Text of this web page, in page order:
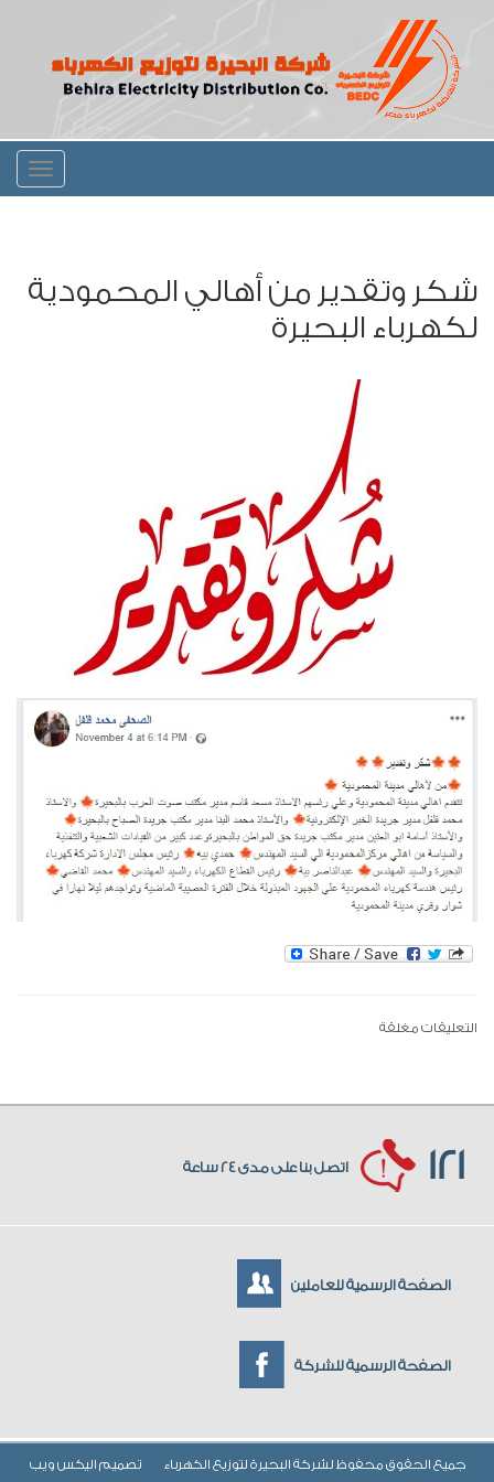
Toggle
شكر وتقدير من أهالي المحمودية
لكهرباء البحيرة
التعليقات مغلقة
121 اتصل بنا على مدى 24 ساعة
الصفحة الرسمية للعاملين
الصفحة الرسمية للشركة
جميع الحقوق محفوظ لشركة البحيرة لتوزيع الكهرباء تصميم اليكس ويب